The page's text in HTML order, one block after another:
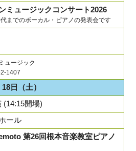
ミュージックコンサート2026
までのボーカル・ピアノの発表会です
ュージック
1407
18日
（土）
(14:15開場)
ール
第26回根本音楽教室ピアノ